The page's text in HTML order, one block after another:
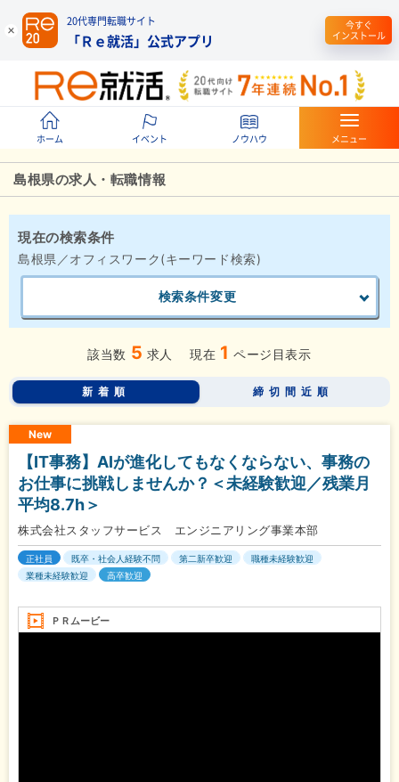
20代専門転職サイト
「Ｒｅ就活」公式アプリ
今すぐ
インストール
ホーム イベント ノウハウ メニュー
島根県の求人・転職情報
現在の検索条件
島根県／オフィスワーク(キーワード検索)
検索条件変更
該当数 5 求人 現在 1 ページ目表示
新着順 締切間近順
New
【IT事務】AIが進化してもなくならない、事務の
お仕事に挑戦しませんか？＜未経験歓迎／残業月
平均8.7h＞
株式会社スタッフサービス エンジニアリング事業本部
正社員 既卒・社会人経験不問 第二新卒歓迎
職種未経験歓迎
業種未経験歓迎
高卒歓迎
ＰＲムービー